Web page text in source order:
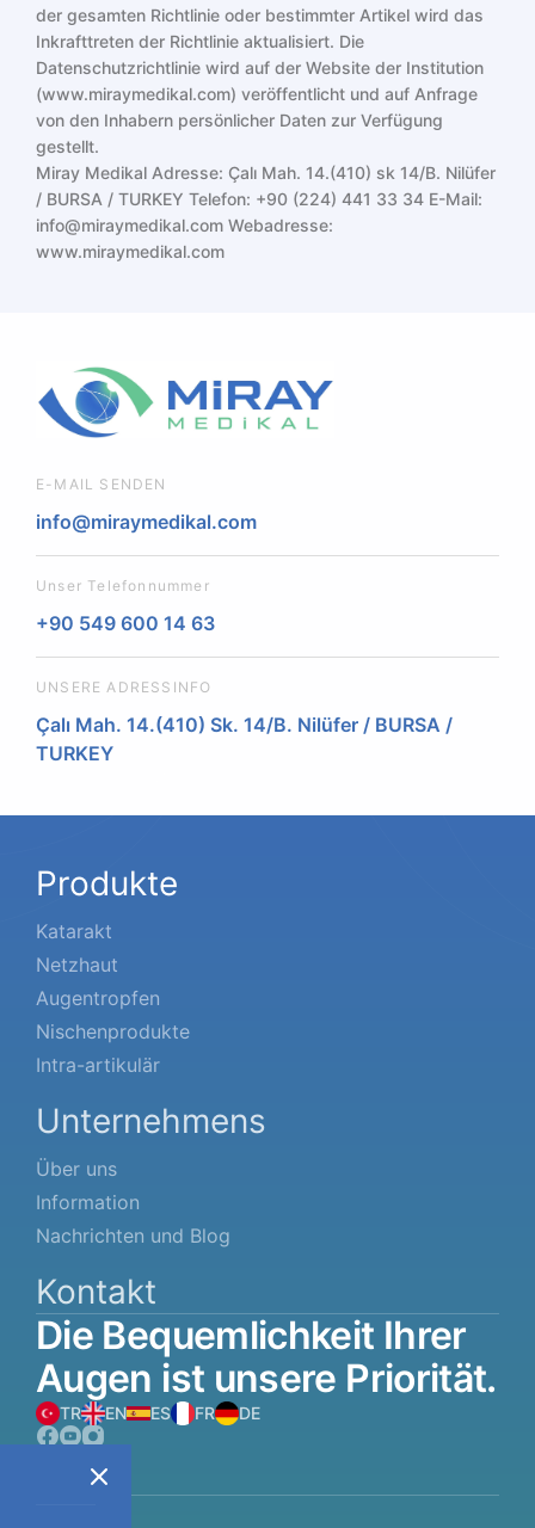
der gesamten Richtlinie oder bestimmter Artikel wird das
Inkrafttreten der Richtlinie aktualisiert. Die
Datenschutzrichtlinie wird auf der Website der Institution
(www.miraymedikal.com) veröffentlicht und auf Anfrage
von den Inhabern persönlicher Daten zur Verfügung
gestellt.
Miray Medikal Adresse: Çalı Mah. 14.(410) sk 14/B. Nilüfer
/ BURSA / TURKEY Telefon: +90 (224) 441 33 34 E-Mail:
info@miraymedikal.com Webadresse:
www.miraymedikal.com
E-MAIL SENDEN
info@miraymedikal.com
Unser Telefonnummer
+90 549 600 14 63
UNSERE ADRESSINFO
Çalı Mah. 14.(410) Sk. 14/B. Nilüfer / BURSA /
TURKEY
Produkte
Katarakt
Netzhaut
Augentropfen
Nischenprodukte
Intra-artikulär
Unternehmens
Über uns
Information
Nachrichten und Blog
Kontakt
Die Bequemlichkeit Ihrer
Augen ist unsere Priorität.
TR EN ES FR DE